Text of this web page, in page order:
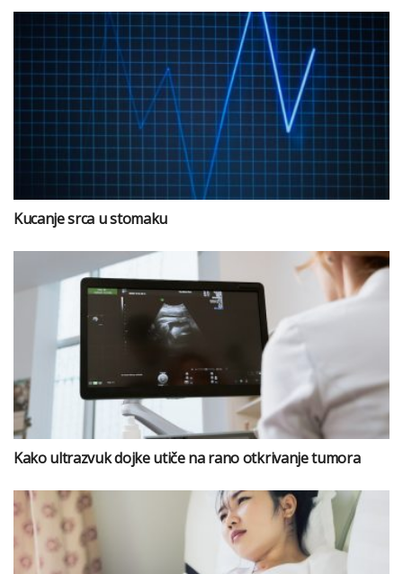
Kucanje srca u stomaku
Kako ultrazvuk dojke utiče na rano otkrivanje tumora